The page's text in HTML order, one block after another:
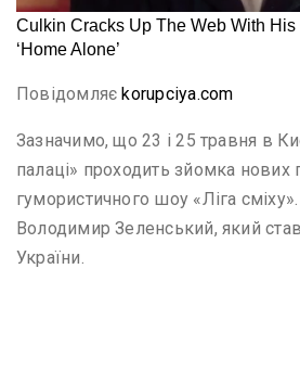
Повідомляєkorupciya.com
Зазначимо, що 23 і 25 травня в
палаці» проходить зйомка нових
гумористичного шоу «Ліга
Володимир Зеленський, який
України.